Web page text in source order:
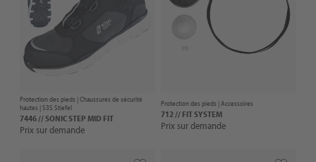
Protection des pieds |Chaussures de sécurité
hautes | S3S Stiefel
7446 // SONIC STEP MID FIT
Prix sur demande
Protection des pieds |Accessoires
712 // FIT SYSTEM
Prix sur demande